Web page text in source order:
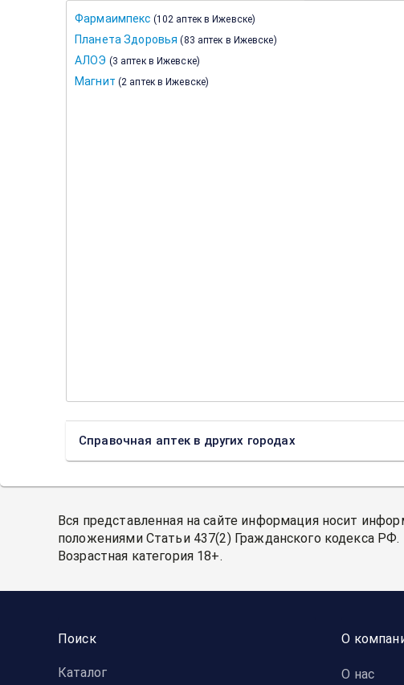
Фармаимпекс (102 аптек в Ижевске)
Планета Здоровья ( 83 аптек в Ижевске)
АЛОЭ (3 аптек в Ижевске)
Магнит (2 аптек в Ижевске)
Справочная аптек в других городах
Вся представленная на сайте информация носит
положениями Статьи 437(2) Гражданского кодекса РФ.
Возрастная категория 18+.
Поиск
Каталог
О
О нас